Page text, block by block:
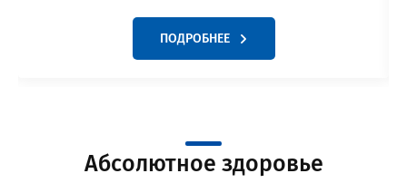
ПОДРОБНЕЕ
Абсолютное здоровье